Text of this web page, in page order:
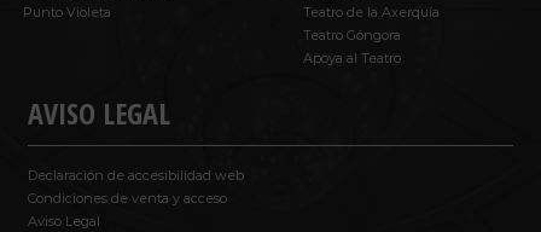
Punto Violeta
AVISO LEGAL
Declaración de accesibilidad web
Condiciones de venta y acceso
Aviso Legal
Teatro de la Axerquía
Teatro Góngora
Apoya al Teatro